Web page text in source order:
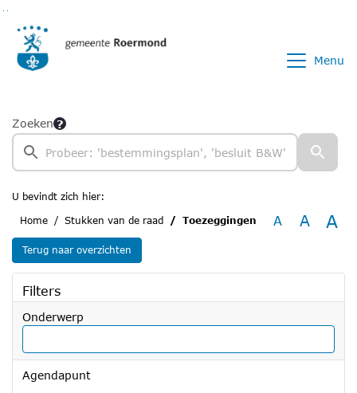
Menu
Zoeken
U bevindt zich hier:
Home
Stukken van de raad Toezeggingen A A A
Terug naar overzichten
Filters
Onderwerp
Agendapunt